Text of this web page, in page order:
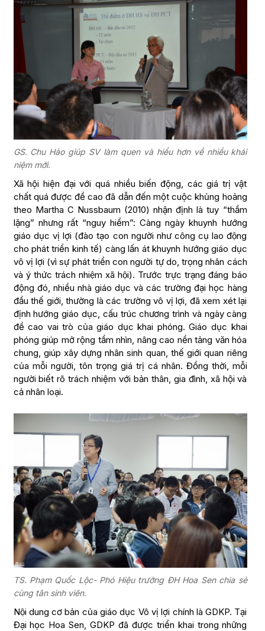
GS. Chu Hảo giúp SV làm quen và hiểu hơn về nhiều khái
niệm mới.
Xã hội hiện đại với quá nhiều biến động, các giá trị vật
chất quá được đề cao đã dẫn đến một cuộc khủng hoảng
theo Martha C Nussbaum (2010) nhận định là tuy “thầm
lặng” nhưng rất “nguy hiểm”: Càng ngày khuynh hướng
giáo dục vị lợi (đào tạo con người như công cụ lao động
cho phát triển kinh tế) càng lấn át khuynh hướng giáo dục
vô vị lợi (vì sự phát triển con người tự do, trọng nhân cách
và ý thức trách nhiệm xã hội). Trước trực trạng đáng báo
động đó, nhiều nhà giáo dục và các trường đại học hàng
đầu thế giới, thường là các trường vô vị lợi, đã xem xét lại
định hướng giáo dục, cấu trúc chương trình và ngày càng
đề cao vai trò của giáo dục khai phóng. Giáo dục khai
phóng giúp mở rộng tầm nhìn, nâng cao nền tảng văn hóa
chung, giúp xây dựng nhân sinh quan, thế giới quan riêng
của mỗi người, tôn trọng giá trị cá nhân. Đồng thời, mỗi
người biết rõ trách nhiệm với bản thân, gia đình, xã hội và
cả nhân loại.
TS. Phạm Quốc Lộc- Phó Hiệu trưởng ĐH Hoa Sen chia sẻ
cùng tân sinh viên.
Nội dung cơ bản của giáo dục Vô vị lợi chính là GDKP. Tại
Đại học Hoa Sen, GDKP đã được triển khai trong những